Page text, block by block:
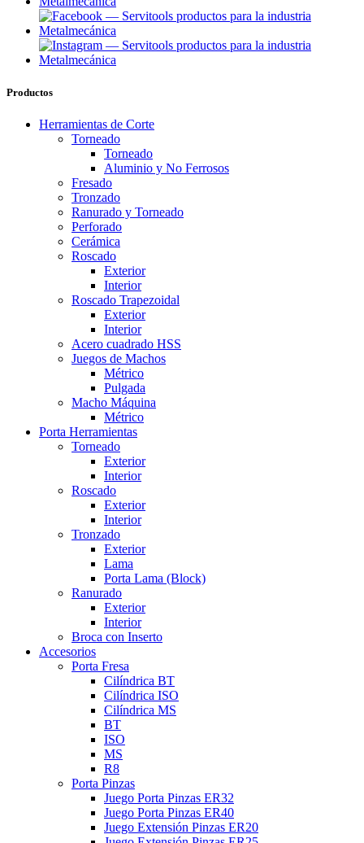
Productos
Herramientas de Corte
Torneado
Torneado
Aluminio y No Ferrosos
Fresado
Tronzado
Ranurado y Torneado
Perforado
Cerámica
Roscado
Exterior
Interior
Roscado Trapezoidal
Exterior
Interior
Acero cuadrado HSS
Juegos de Machos
Métrico
Pulgada
Macho Máquina
Métrico
Porta Herramientas
Torneado
Exterior
Interior
Roscado
Exterior
Interior
Tronzado
Exterior
Lama
Porta Lama (Block)
Ranurado
Exterior
Interior
Broca con Inserto
Accesorios
Porta Fresa
Cilíndrica BT
Cilíndrica ISO
Cilíndrica MS
BT
ISO
MS
R8
Porta Pinzas
Juego Porta Pinzas ER32
Juego Porta Pinzas ER40
Juego Extensión Pinzas ER20